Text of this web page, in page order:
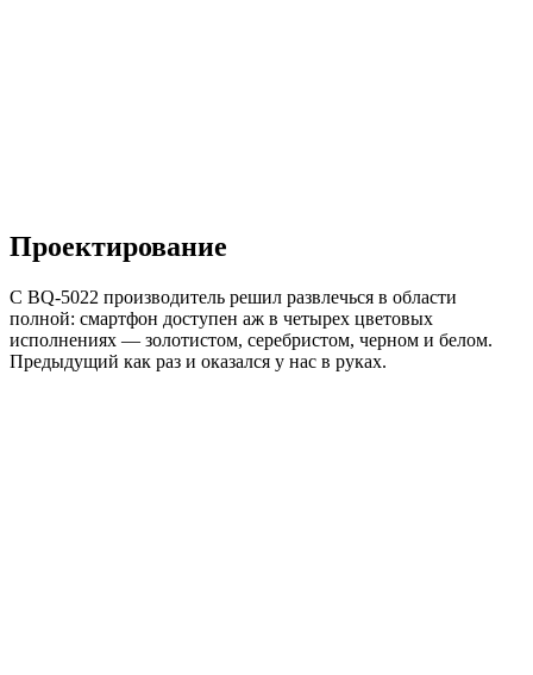
Проектирование
С BQ-5022 производитель решил развлечься в области
полной: смартфон доступен аж в четырех цветовых
исполнениях — золотистом, серебристом, черном и белом.
Предыдущий как раз и оказался у нас в руках.